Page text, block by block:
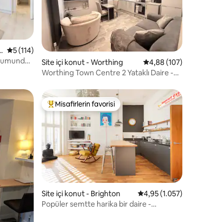
5 üzerinden ortalama 5 puan, 114 değerlendirme
5 (114)
Site içi konut - Worthing 5 üzerinden ortalama
4,88 (107)
Worthing Town Centre 2 Yataklı Daire -
Misafirlerin favorilerinden en beğenilenler arasında
Misafirlerin favorisi
Site içi konut - Brighton 5 üzerinden ortalama
4,95 (1.057)
Popüler semtte harika bir daire -